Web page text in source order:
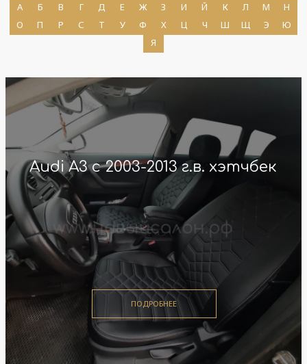
А
Б В Г Д Е Ж З И Й К Л М
Н
О
П Р С Т У Ф Х Ц Ч Ш Щ Э
Ю
Я
Audi A3 с 2003-2013 г.в. хэтчбек
ПОДРОБНЕЕ
ПОДРОБНЕЕ
ПОДРОБНЕЕ
ПОДРОБНЕЕ
ПОДРОБНЕЕ